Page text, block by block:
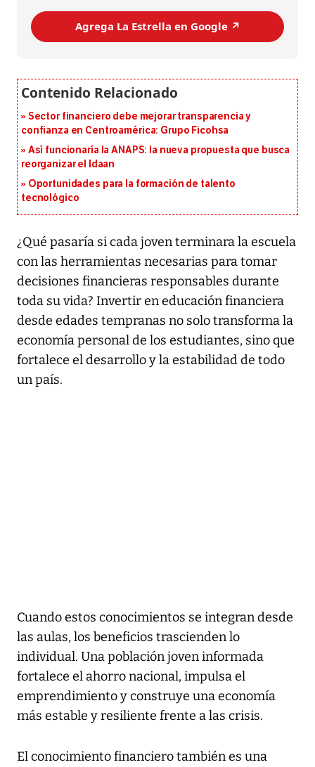
Agrega La Estrella en Google ↗️
Sector financiero debe mejorar transparencia y
confianza en Centroamérica: Grupo Ficohsa
Así funcionaría la ANAPS: la nueva propuesta que busca
reorganizar el Idaan
Oportunidades para la formación de talento
tecnológico
¿Qué pasaría si cada joven terminara la escuela
con las herramientas necesarias para tomar
decisiones financieras responsables durante
toda su vida? Invertir en educación financiera
desde edades tempranas no solo transforma la
economía personal de los estudiantes, sino que
fortalece el desarrollo y la estabilidad de todo
un país.
Cuando estos conocimientos se integran desde
las aulas, los beneficios trascienden lo
individual. Una población joven informada
fortalece el ahorro nacional, impulsa el
emprendimiento y construye una economía
más estable y resiliente frente a las crisis.
El conocimiento financiero también es una